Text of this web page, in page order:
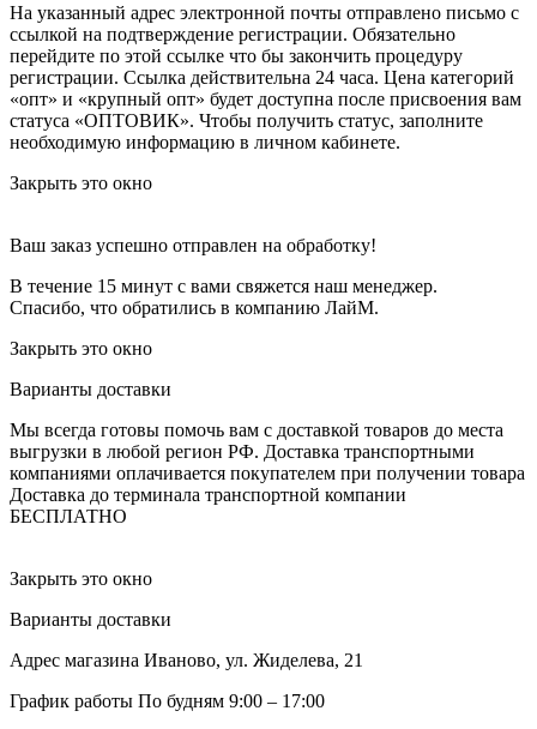
На указанный адрес электронной почты отправлено письмо с
ссылкой на подтверждение регистрации. Обязательно
перейдите по этой ссылке что бы закончить процедуру
регистрации. Ссылка действительна 24 часа. Цена категорий
«опт» и «крупный опт» будет доступна после присвоения вам
статуса «ОПТОВИК». Чтобы получить статус, заполните
необходимую информацию в личном кабинете.
Закрыть это окно
Ваш заказ успешно отправлен на обработку!
В течение 15 минут с вами свяжется наш менеджер.
Спасибо, что обратились в компанию ЛайМ.
Закрыть это окно
Варианты доставки
Мы всегда готовы помочь вам с доставкой товаров до места
выгрузки в любой регион РФ. Доставка транспортными
компаниями оплачивается покупателем при получении товара
Доставка до терминала транспортной компании
БЕСПЛАТНО
Закрыть это окно
Варианты доставки
Адрес магазина Иваново, ул. Жиделева, 21
График работы По будням 9:00 – 17:00